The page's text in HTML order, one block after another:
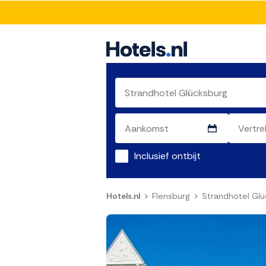
Inclusief ontbijt
Hotels.nl Flensburg Strandhotel